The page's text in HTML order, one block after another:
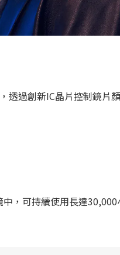
透過創新IC晶片控制鏡片
，可持續使用長達30,000